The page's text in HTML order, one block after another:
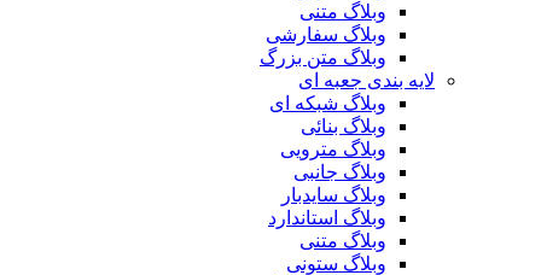
وبلاگ متنی
وبلاگ سفارشی
وبلاگ متن بزرگ
لایه بندی جعبه ای
وبلاگ شبکه ای
وبلاگ بنائی
وبلاگ مترویی
وبلاگ جانبی
وبلاگ سایدبار
وبلاگ استاندارد
وبلاگ متنی
وبلاگ ستونی